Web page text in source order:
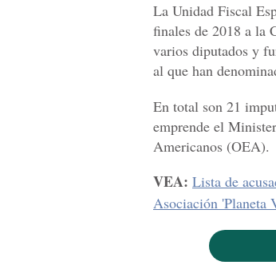
La Unidad Fiscal
finales de 2018 a la
varios diputados y
al que han
En total son 21
emprende el
Americanos (OEA).
VEA: Lista de
Asociación 'Planeta